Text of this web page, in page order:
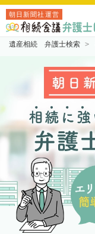
朝日新聞社運営
遺産相続 弁護士検索